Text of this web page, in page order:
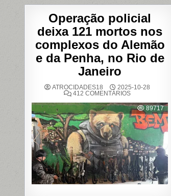
Operação policial
deixa 121 mortos nos
complexos do Alemão
e da Penha, no Rio de
Janeiro
ATROCIDADES18
2025-10-28
412 COMENTÁRIOSEM
POLICIAL
DEIXA
121
MORTOS
NOS
COMPLEXOS
DO
ALEMÃO
E
DA
PENHA,
NO
RIO
DE
89717